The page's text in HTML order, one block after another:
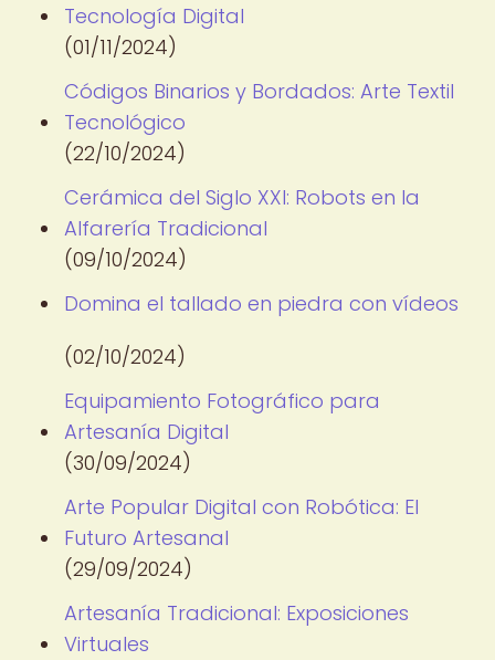
Tecnología Digital
(01/11/2024)
Códigos Binarios y Bordados: Arte Textil
Tecnológico
(22/10/2024)
Cerámica del Siglo XXI: Robots en la
Alfarería Tradicional
(09/10/2024)
Domina el tallado en piedra con vídeos
(02/10/2024)
Equipamiento Fotográfico para
Artesanía Digital
(30/09/2024)
Arte Popular Digital con Robótica: El
Futuro Artesanal
(29/09/2024)
Artesanía Tradicional: Exposiciones
Virtuales